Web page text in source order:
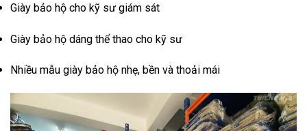
Giày bảo hộ cho kỹ sư giám sát
Giày bảo hộ dáng thể thao cho kỹ sư
Nhiều mẫu giày bảo hộ nhẹ, bền và thoải mái